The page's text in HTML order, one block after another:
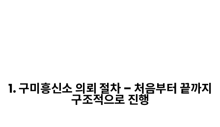
1. 구미흥신소 의뢰 절차 – 처음부터 끝까지
구조적으로 진행